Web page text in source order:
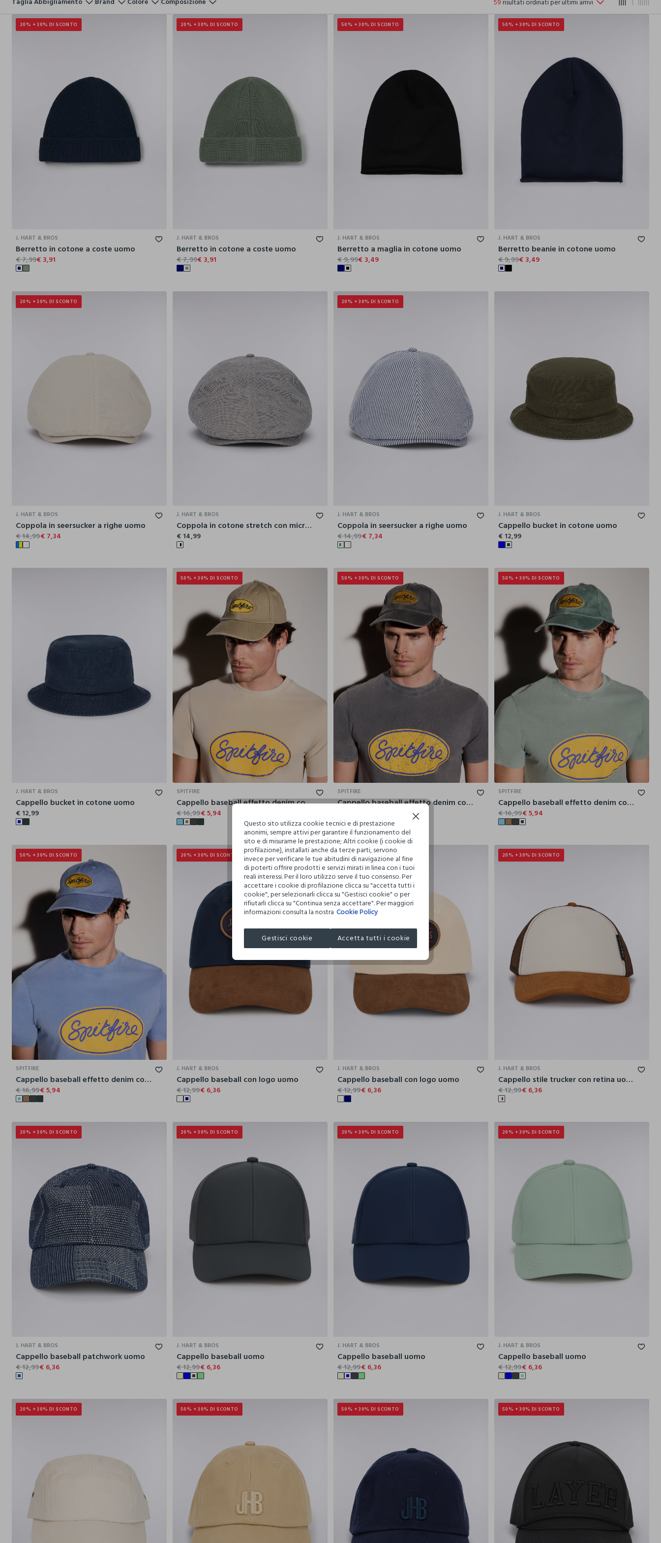
20% + 30% DI SCONTO
J. HART & BROS
Berretto in cotone a coste uomo
€ 7,99€ 3,91
20% + 30% DI SCONTO
J. HART & BROS
Berretto in cotone a coste uomo
€ 7,99€ 3,91
50% + 30% DI SCONTO
J. HART & BROS
Berretto a maglia in cotone uomo
€ 9,99€ 3,49
50% + 30% DI SCONTO
J. HART & BROS
Berretto beanie in cotone uomo
€ 9,99€ 3,49
20% + 30% DI SCONTO
J. HART & BROS
Coppola in seersucker a righe uomo
€ 14,99€ 7,34
J. HART & BROS
Coppola in cotone stretch con micromotivo uomo
€ 14,99
20% + 30% DI SCONTO
J. HART & BROS
Coppola in seersucker a righe uomo
€ 14,99€ 7,34
J. HART & BROS
Cappello bucket in cotone uomo
€ 12,99
J. HART & BROS
Cappello bucket in cotone uomo
€ 12,99
50% + 30% DI SCONTO
SPITFIRE
Cappello baseball effetto denim con toppa uomo
€ 16,99€ 5,94
50% + 30% DI SCONTO
SPITFIRE
Cappello baseball effetto denim con toppa uomo
50% + 30% DI SCONTO
SPITFIRE
Cappello baseball effetto denim con toppa uomo
€ 16,99€ 5,94
50% + 30% DI SCONTO
SPITFIRE
Cappello baseball effetto denim con toppa uomo
€ 16,99€ 5,94
20% + 30% DI SCONTO
J. HART & BROS
Cappello baseball con logo uomo
€ 12,99€ 6,36
20% + 30% DI SCONTO
J. HART & BROS
Cappello baseball con logo uomo
€ 12,99€ 6,36
20% + 30% DI SCONTO
J. HART & BROS
Cappello stile trucker con retina uomo
€ 12,99€ 6,36
20% + 30% DI SCONTO
J. HART & BROS
Cappello baseball patchwork uomo
€ 12,99€ 6,36
20% + 30% DI SCONTO
J. HART & BROS
Cappello baseball uomo
€ 12,99€ 6,36
20% + 30% DI SCONTO
J. HART & BROS
Cappello baseball uomo
€ 12,99€ 6,36
20% + 30% DI SCONTO
J. HART & BROS
Cappello baseball uomo
€ 12,99€ 6,36
20% + 30% DI SCONTO 50% + 30% DI SCONTO 50% + 30% DI SCONTO 50% + 30% DI SCONTO
Questo sito utilizza cookie tecnici e di prestazione
anonimi, sempre attivi per garantire il funzionamento del
sito e di misurarne le prestazione; Altri cookie (i cookie di
profilazione), installati anche da terze parti, servono
invece per verificare le tue abitudini di navigazione al fine
di poterti offrire prodotti e servizi mirati in linea con i tuoi
reali interessi. Per il loro utilizzo serve il tuo consenso. Per
accettare i cookie di profilazione clicca su "accetta tutti i
cookie", per selezionarli clicca su "Gestisci cookie" o per
rifiutarli clicca su "Continua senza accettare". Per maggiori
informazioni consulta la nostra Cookie Policy
Gestisci cookie Accetta tutti i cookie
Continua senza accettare